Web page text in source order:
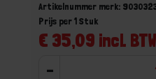
Artikelnummer merk:
€ 35,09 incl. BTW
Prijs per 1 Stuk
-